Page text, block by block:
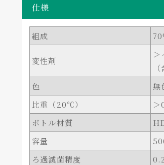
仕様
組成
変性剤
＞
色
無
比重（20℃）
ボトル材質
容量
ろ過滅菌精度